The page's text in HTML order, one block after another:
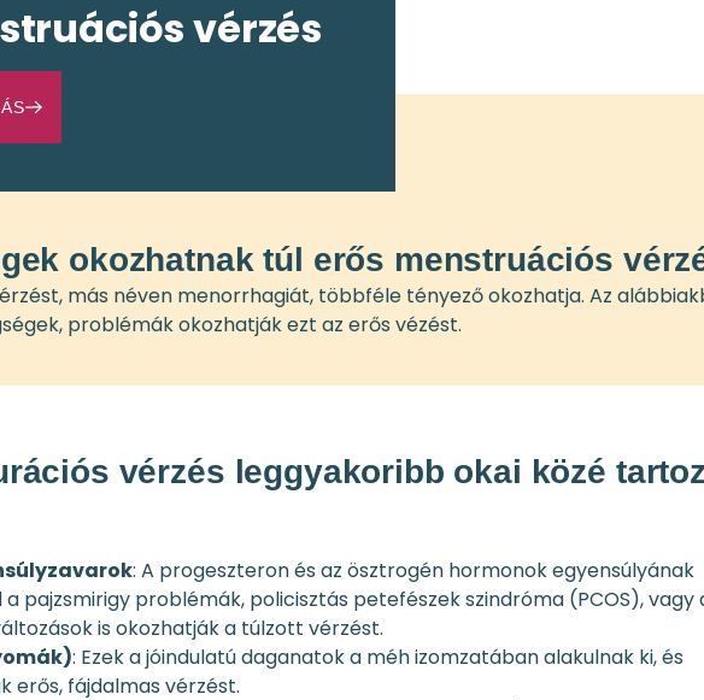
vérzés
okozhatnak túl erős menstruációs
más néven menorrhagiát, többféle tényező okozhatja. Az
problémák okozhatják ezt az erős vézést.
vérzés leggyakoribb okai közé
: A progeszteron és az ösztrogén hormonok egyensúlyának
pajzsmirigy problémák, policisztás petefészek szindróma (PCOS), vagy
is okozhatják a túlzott vérzést.
: Ezek a jóindulatú daganatok a méh izomzatában alakulnak ki, és
erős, fájdalmas vérzést.